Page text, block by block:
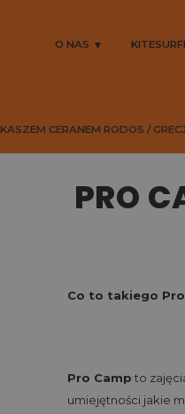
O NAS
CERANEM RODOS /
PRO
Co to takiego Pro
Pro Camp to
umiejętności jakie